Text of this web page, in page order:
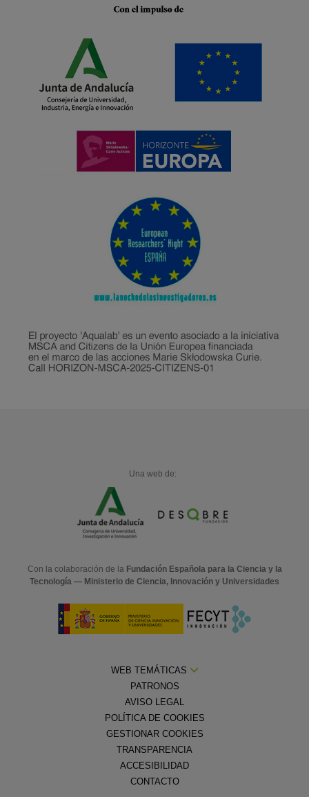
Una web de:
Con la colaboración de la Fundación Española para la Ciencia y la
Tecnología — Ministerio de Ciencia, Innovación y Universidades
WEB TEMÁTICAS
PATRONOS
AVISO LEGAL
POLÍTICA DE COOKIES
GESTIONAR COOKIES
TRANSPARENCIA
ACCESIBILIDAD
CONTACTO